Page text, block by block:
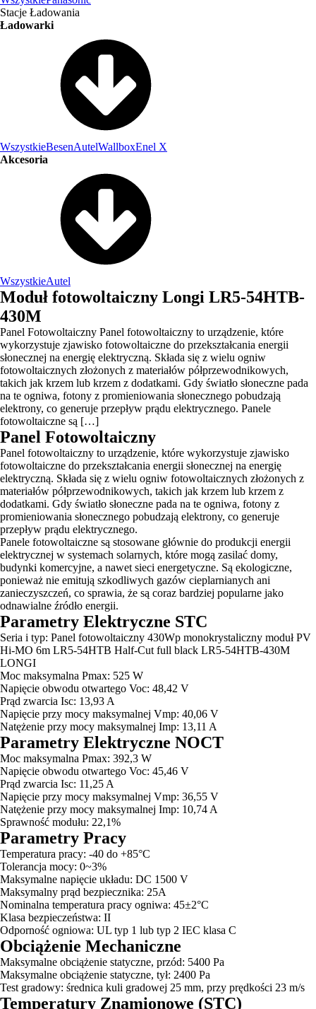
Stacje Ładowania
Ładowarki
WszystkieBesenAutelWallboxEnel X
Akcesoria
WszystkieAutel
Moduł fotowoltaiczny Longi LR5-54HTB-
430M
Panel Fotowoltaiczny Panel fotowoltaiczny to urządzenie, które
wykorzystuje zjawisko fotowoltaiczne do przekształcania energii
słonecznej na energię elektryczną. Składa się z wielu ogniw
fotowoltaicznych złożonych z materiałów półprzewodnikowych,
takich jak krzem lub krzem z dodatkami. Gdy światło słoneczne pada
na te ogniwa, fotony z promieniowania słonecznego pobudzają
elektrony, co generuje przepływ prądu elektrycznego. Panele
fotowoltaiczne są […]
Panel Fotowoltaiczny
Panel fotowoltaiczny to urządzenie, które wykorzystuje zjawisko
fotowoltaiczne do przekształcania energii słonecznej na energię
elektryczną. Składa się z wielu ogniw fotowoltaicznych złożonych z
materiałów półprzewodnikowych, takich jak krzem lub krzem z
dodatkami. Gdy światło słoneczne pada na te ogniwa, fotony z
promieniowania słonecznego pobudzają elektrony, co generuje
przepływ prądu elektrycznego.
Panele fotowoltaiczne są stosowane głównie do produkcji energii
elektrycznej w systemach solarnych, które mogą zasilać domy,
budynki komercyjne, a nawet sieci energetyczne. Są ekologiczne,
ponieważ nie emitują szkodliwych gazów cieplarnianych ani
zanieczyszczeń, co sprawia, że są coraz bardziej popularne jako
odnawialne źródło energii.
Parametry Elektryczne STC
Seria i typ: Panel fotowoltaiczny 430Wp monokrystaliczny moduł PV
Hi-MO 6m LR5-54HTB Half-Cut full black LR5-54HTB-430M
LONGI
Moc maksymalna Pmax: 525 W
Napięcie obwodu otwartego Voc: 48,42 V
Prąd zwarcia Isc: 13,93 A
Napięcie przy mocy maksymalnej Vmp: 40,06 V
Natężenie przy mocy maksymalnej Imp: 13,11 A
Parametry Elektryczne NOCT
Moc maksymalna Pmax: 392,3 W
Napięcie obwodu otwartego Voc: 45,46 V
Prąd zwarcia Isc: 11,25 A
Napięcie przy mocy maksymalnej Vmp: 36,55 V
Natężenie przy mocy maksymalnej Imp: 10,74 A
Sprawność modułu: 22,1%
Parametry Pracy
Temperatura pracy: -40 do +85°C
Tolerancja mocy: 0~3%
Maksymalne napięcie układu: DC 1500 V
Maksymalny prąd bezpiecznika: 25A
Nominalna temperatura pracy ogniwa: 45±2°C
Klasa bezpieczeństwa: II
Odporność ogniowa: UL typ 1 lub typ 2 IEC klasa C
Obciążenie Mechaniczne
Maksymalne obciążenie statyczne, przód: 5400 Pa
Maksymalne obciążenie statyczne, tył: 2400 Pa
Test gradowy: średnica kuli gradowej 25 mm, przy prędkości 23 m/s
Temperatury Znamionowe (STC)